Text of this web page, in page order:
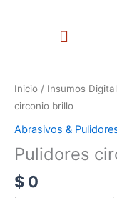
Menu
Inicio / Insumos
circonio brillo
Abrasivos &
Pulidores
$ 0
circonio
brillo